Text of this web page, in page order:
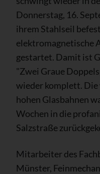
Donnerstag, 16.
ihrem Stahlseil
elektromagnetische
gestartet. Damit ist
"Zwei Graue
wieder komplett. Die
hohen Glasbahnen
Wochen in die
Salzstraße
Mitarbeiter des
Münster,